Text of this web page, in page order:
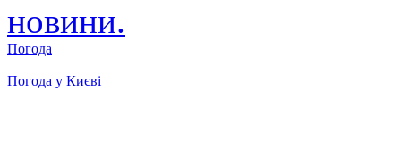
Погода
Погода у Києві